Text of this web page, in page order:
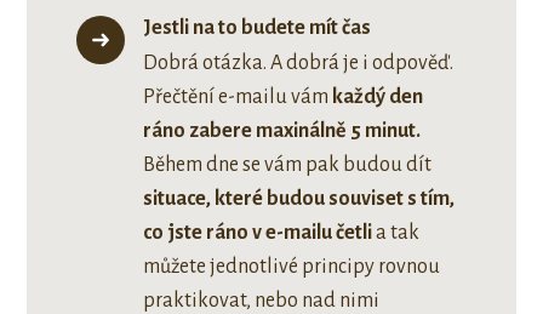
Jestli na to budete mít čas
Dobrá otázka. A dobrá je i odpověď.
Přečtění e-mailu vám každý den
ráno zabere maxinálně 5 minut.
Během dne se vám pak budou dít
situace, které budou souviset s tím,
co jste ráno v e-mailu četlia tak
můžete jednotlivé principy rovnou
praktikovat, nebo nad nimi